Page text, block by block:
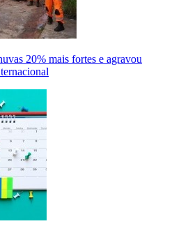
20% mais fortes e agravou